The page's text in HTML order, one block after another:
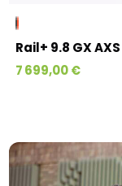
Rail+ 9.8 GX
7 699,00 €